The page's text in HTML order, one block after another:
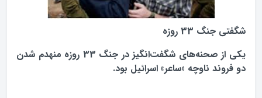
شگفتی جنگ 33 روزه
یکی از صحنه‌های شگفت‌انگیز در جنگ 33 روزه منهدم شدن
دو فروند ناوچه «ساعر» اسرائیل بود.